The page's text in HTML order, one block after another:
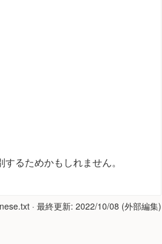
るためかもしれません。
· 最終更新: 2022/10/08 (外部編集)